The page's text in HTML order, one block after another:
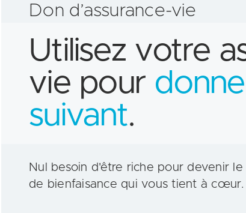
Don d’assurance-vie
Utilisez votre
vie pour
suivant.
Nul besoin d'être riche pour devenir
de bienfaisance qui vous tient à cœur.